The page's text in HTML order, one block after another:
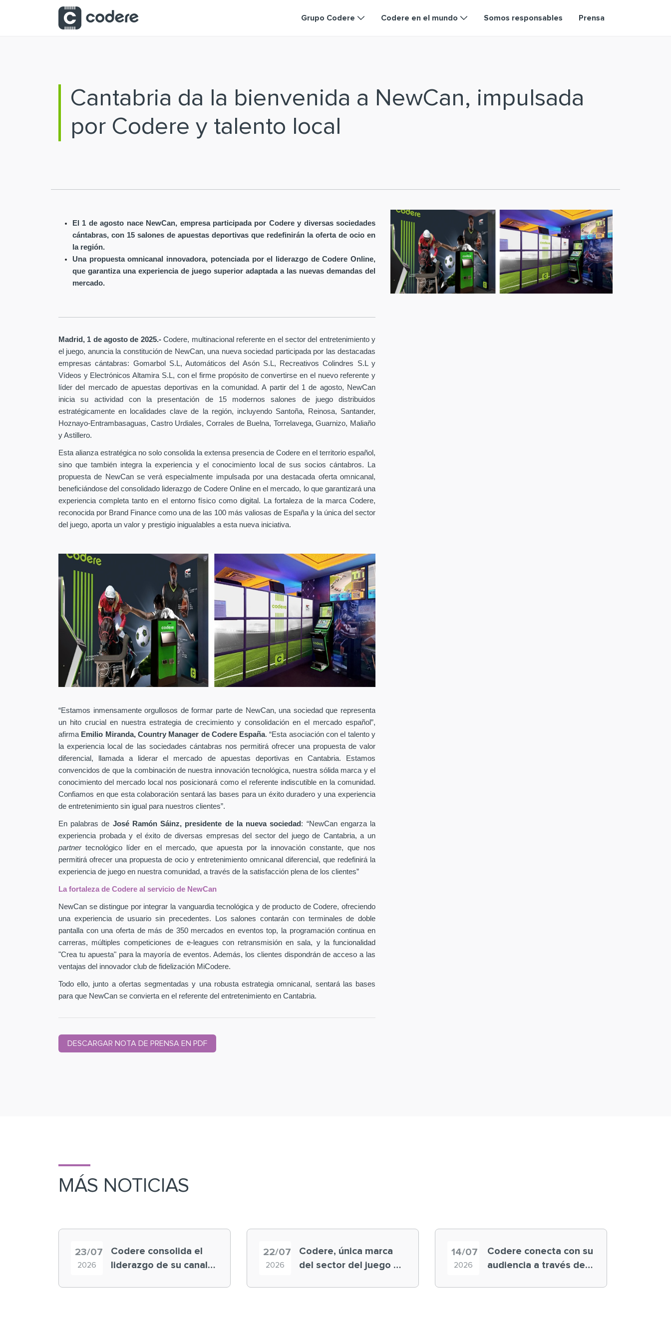
Saltar al contenido principal
Grupo Codere Codere en el mundo Somos responsables Prensa
Cantabria da la bienvenida a NewCan, impulsada
por Codere y talento local
El 1 de agosto nace NewCan, empresa participada por Codere y diversas sociedades
cántabras, con 15 salones de apuestas deportivas que redefinirán la oferta de ocio en
la región.
Una propuesta omnicanal innovadora, potenciada por el liderazgo de Codere Online,
que garantiza una experiencia de juego superior adaptada a las nuevas demandas del
mercado.
Madrid, 1 de agosto de 2025.-Codere, multinacional referente en el sector del entretenimiento y
el juego, anuncia la constitución de NewCan, una nueva sociedad participada por las destacadas
empresas cántabras: Gomarbol S.L, Automáticos del Asón S.L, Recreativos Colindres S.L y
Vídeos y Electrónicos Altamira S.L, con el firme propósito de convertirse en el nuevo referente y
líder del mercado de apuestas deportivas en la comunidad. A partir del 1 de agosto, NewCan
inicia su actividad con la presentación de 15 modernos salones de juego distribuidos
estratégicamente en localidades clave de la región, incluyendo Santoña, Reinosa, Santander,
Hoznayo-Entrambasaguas, Castro Urdiales, Corrales de Buelna, Torrelavega, Guarnizo, Maliaño
y Astillero.
Esta alianza estratégica no solo consolida la extensa presencia de Codere en el territorio español,
sino que también integra la experiencia y el conocimiento local de sus socios cántabros. La
propuesta de NewCan se verá especialmente impulsada por una destacada oferta omnicanal,
beneficiándose del consolidado liderazgo de Codere Online en el mercado, lo que garantizará una
experiencia completa tanto en el entorno físico como digital. La fortaleza de la marca Codere,
reconocida por Brand Finance como una de las 100 más valiosas de España y la única del sector
del juego, aporta un valor y prestigio inigualables a esta nueva iniciativa.
“Estamos inmensamente orgullosos de formar parte de NewCan, una sociedad que representa
un hito crucial en nuestra estrategia de crecimiento y consolidación en el mercado español”,
afirma Emilio Miranda, Country Manager de Codere España. “Esta asociación con el talento y
la experiencia local de las sociedades cántabras nos permitirá ofrecer una propuesta de valor
diferencial, llamada a liderar el mercado de apuestas deportivas en Cantabria. Estamos
convencidos de que la combinación de nuestra innovación tecnológica, nuestra sólida marca y el
conocimiento del mercado local nos posicionará como el referente indiscutible en la comunidad.
Confiamos en que esta colaboración sentará las bases para un éxito duradero y una experiencia
de entretenimiento sin igual para nuestros clientes”.
En palabras de José Ramón Sáinz, presidente de la nueva sociedad : “NewCan engarza la
experiencia probada y el éxito de diversas empresas del sector del juego de Cantabria, a un
partnertecnológico líder en el mercado, que apuesta por la innovación constante, que nos
permitirá ofrecer una propuesta de ocio y entretenimiento omnicanal diferencial, que redefinirá la
experiencia de juego en nuestra comunidad, a través de la satisfacción plena de los clientes”
La fortaleza de Codere al servicio de NewCan
NewCan se distingue por integrar la vanguardia tecnológica y de producto de Codere, ofreciendo
una experiencia de usuario sin precedentes. Los salones contarán con terminales de doble
pantalla con una oferta de más de 350 mercados en eventos top, la programación continua en
carreras, múltiples competiciones de e-leagues con retransmisión en sala, y la funcionalidad
"Crea tu apuesta" para la mayoría de eventos. Además, los clientes dispondrán de acceso a las
ventajas del innovador club de fidelización MiCodere.
Todo ello, junto a ofertas segmentadas y una robusta estrategia omnicanal, sentará las bases
para que NewCan se convierta en el referente del entretenimiento en Cantabria.
DESCARGAR NOTA DE PRENSA EN PDF
MÁS NOTICIAS
23/07
2026
Codere consolida el
liderazgo de su canal
22/07
2026
Codere, única marca
del sector del juego en
14/07
2026
Codere conecta con su
audiencia a través de